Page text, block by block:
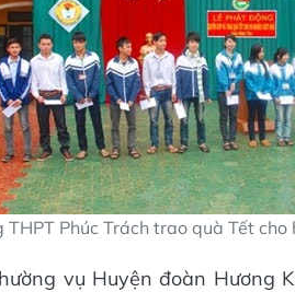
Phúc Trách trao quà Tết cho
vụ Huyện đoàn Hương